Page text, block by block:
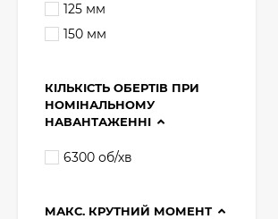
125 мм
150 мм
КІЛЬКІСТЬ ОБЕРТІВ ПРИ
НОМІНАЛЬНОМУ
НАВАНТАЖЕННІ
6300 об/хв
МАКС. КРУТНИЙ МОМЕНТ